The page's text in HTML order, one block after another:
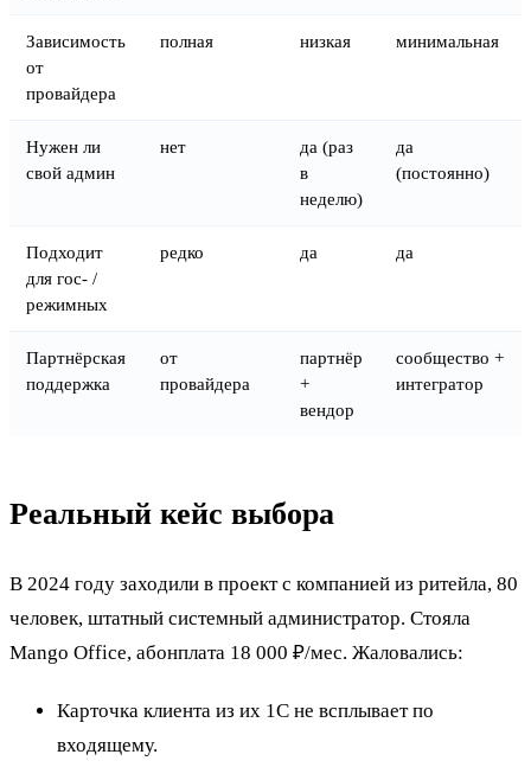
Зависимость
от
провайдера
полная низкая минимальная
Нужен ли
свой админ
нет
да (раз
в
неделю)
да
(постоянно)
Подходит
для гос- /
режимных
редко да да
Партнёрская
поддержка
от
провайдера
партнёр
+
вендор
сообщество +
интегратор
Реальный кейс выбора
В 2024 году заходили в проект с компанией из ритейла, 80
человек, штатный системный администратор. Стояла
Mango Office, абонплата 18 000 ₽/мес. Жаловались:
Карточка клиента из их 1С не всплывает по
входящему.